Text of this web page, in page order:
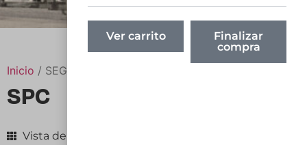
Ver carrito
Finalizar
compra
Inicio / SEGMENTO del producto / SPC
SPC
Vista de Grilla